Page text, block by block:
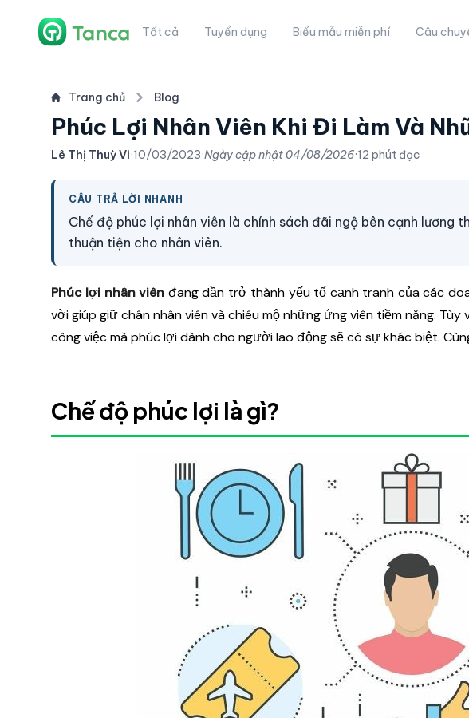
Tất cả Tuyển dụng Biểu mẫu miễn phí Câu
Trang chủ Blog
Phúc Lợi Nhân Viên Khi Đi Làm Và
Lê Thị Thuỳ Vi·10/03/2023·Ngày cập nhật04/08/2026·12 phút đọc
CÂU TRẢ LỜI NHANH
Chế độ phúc lợi nhân viên là chính sách đãi ngộ bên cạnh lương
thuận tiện cho nhân viên.
Phúc lợi nhân viên đang dần trở thành yếu tố cạnh tranh của các
vời giúp giữ chân nhân viên và chiêu mộ những ứng viên tiềm năng.
công việc mà phúc lợi dành cho người lao động sẽ có sự khác biệt.
Chế độ phúc lợi là gì?